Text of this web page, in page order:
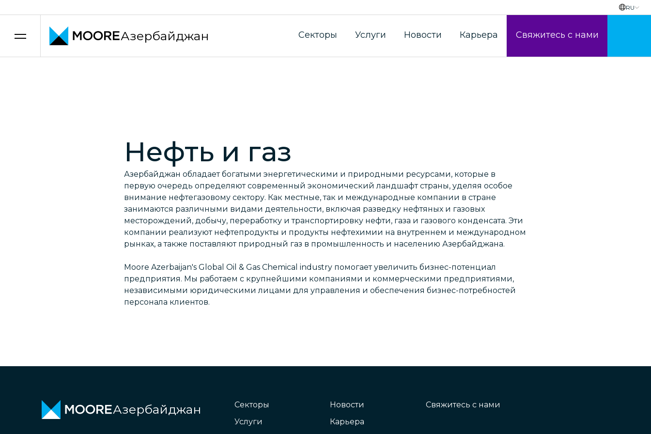
RU
Азербайджан Секторы Услуги Новости Карьера Свяжитесь с нами
Нефть и газ
Азербайджан обладает богатыми энергетическими и природными ресурсами, которые в
первую очередь определяют современный экономический ландшафт страны, уделяя особое
внимание нефтегазовому сектору. Как местные, так и международные компании в стране
занимаются различными видами деятельности, включая разведку нефтяных и газовых
месторождений, добычу, переработку и транспортировку нефти, газа и газового конденсата. Эти
компании реализуют нефтепродукты и продукты нефтехимии на внутреннем и международном
рынках, а также поставляют природный газ в промышленность и населению Азербайджана.
Moore Azerbaijan's Global Oil & Gas Chemical industry помогает увеличить бизнес-потенциал
предприятия. Мы работаем с крупнейшими компаниями и коммерческими предприятиями,
независимыми юридическими лицами для управления и обеспечения бизнес-потребностей
персонала клиентов.
Азербайджан
Секторы
Услуги
Новости
Карьера
Свяжитесь с нами